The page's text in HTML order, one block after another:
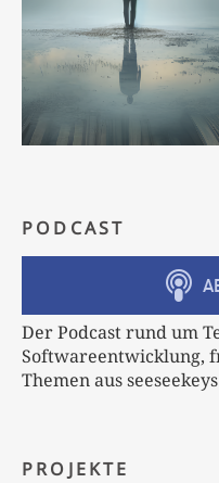
PODCAST
Der Podcast rund um
Softwareentwicklung,
Themen aus
PROJEKTE